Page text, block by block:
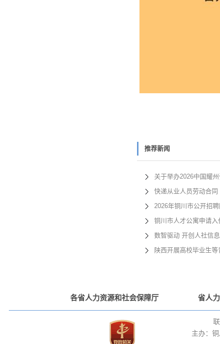
推荐新闻
关于举办2026中国耀
快递从业人员劳动合同
2026年铜川市公开招
铜川市人才公寓申请
数智驱动 开创人社信
陕西开展高校毕业生
各省人力资源和社会保障厅 省人
主办：